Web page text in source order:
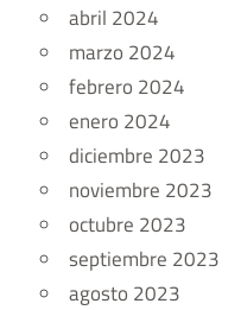
abril 2024
marzo 2024
febrero 2024
enero 2024
diciembre 2023
noviembre 2023
octubre 2023
septiembre 2023
agosto 2023